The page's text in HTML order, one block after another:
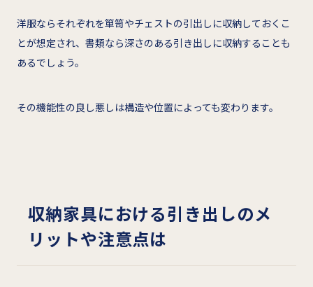
洋服ならそれぞれを箪笥やチェストの引出しに収納しておくこ
とが想定され、書類なら深さのある引き出しに収納することも
あるでしょう。
その機能性の良し悪しは構造や位置によっても変わります。
収納家具における引き出しのメ
リットや注意点は